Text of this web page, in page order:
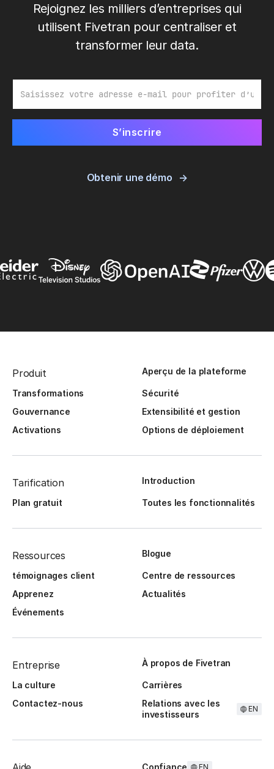
Rejoignez les milliers d’entreprises qui
utilisent Fivetran pour centraliser et
transformer leur data.
Obtenir une démo
Produit Aperçu de la plateforme
Transformations
Sécurité
Gouvernance
Extensibilité et gestion
Activations
Options de déploiement
Tarification Introduction
Plan gratuit Toutes les fonctionnalités
Ressources Blogue
témoignages client
Centre de ressources
Apprenez
Actualités
Événements
Entreprise À propos de Fivetran
La culture
Carrières
Contactez-nous
Relations avec les
investisseurs
EN
Confiance EN